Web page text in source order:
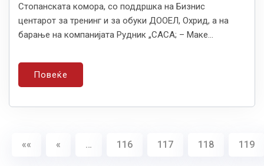
Стопанската комора, со поддршка на Бизнис
центарот за тренинг и за обуки ДООЕЛ, Охрид, а на
барање на компанијата Рудник „САСА; – Маке...
Повеќе
«« « … 116 117 118 119